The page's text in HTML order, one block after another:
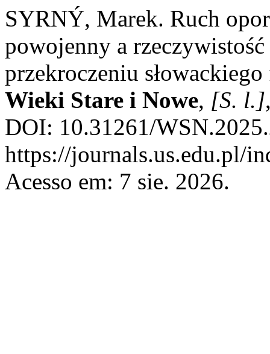
SYRNÝ, Marek. Ruch
powojenny a
przekroczeniu
Wieki Stare i Nowe, [S. l.]
DOI: 10.31261/
https://journals.us.edu.pl/
Acesso em: 7 sie. 2026.